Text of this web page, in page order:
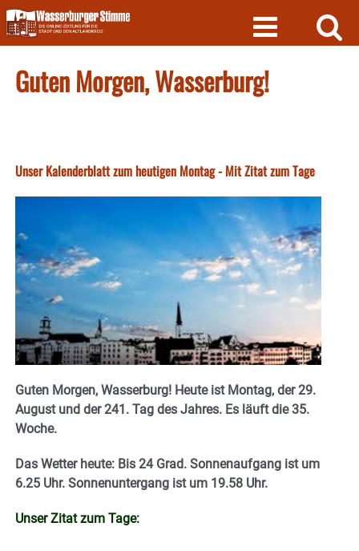
Skip
to
content
Guten Morgen, Wasserburg!
Unser Kalenderblatt zum heutigen Montag - Mit Zitat zum Tage
Guten Morgen, Wasserburg! Heute ist Montag, der 29.
August und der 241. Tag des Jahres. Es läuft die 35.
Woche.
Das Wetter heute: Bis 24 Grad. Sonnenaufgang ist um
6.25 Uhr. Sonnenuntergang ist um 19.58 Uhr.
Unser Zitat zum Tage: